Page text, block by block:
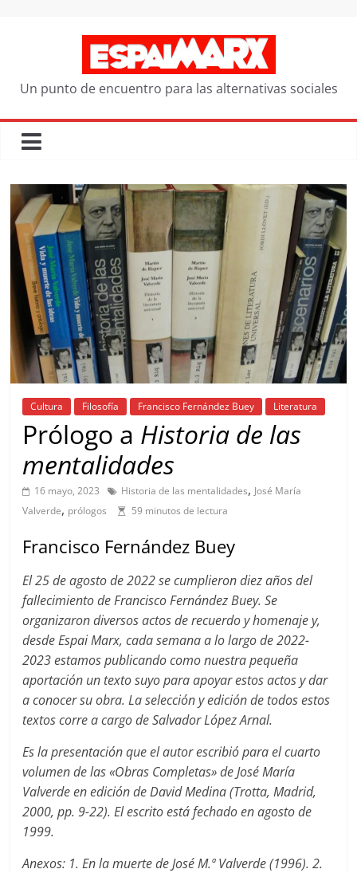
Un punto de encuentro para las alternativas sociales
Cultura Filosofía Francisco Fernández Buey Literatura
Prólogo a Historia de las
mentalidades
16 mayo, 2023 Historia de las mentalidades, José María
Valverde, prólogos 59 minutos de lectura
Francisco Fernández Buey
El 25 de agosto de 2022 se cumplieron diez años del
fallecimiento de Francisco Fernández Buey. Se
organizaron diversos actos de recuerdo y homenaje y,
desde Espai Marx, cada semana a lo largo de 2022-
2023 estamos publicando como nuestra pequeña
aportación un texto suyo para apoyar estos actos y dar
a conocer su obra. La selección y edición de todos estos
textos corre a cargo de Salvador López Arnal.
Es la presentación que el autor escribió para el cuarto
volumen de las «Obras Completas» de José María
Valverde en edición de David Medina (Trotta, Madrid,
2000, pp. 9-22). El escrito está fechado en agosto de
1999.
Anexos: 1. En la muerte de José M.ª Valverde (1996). 2.